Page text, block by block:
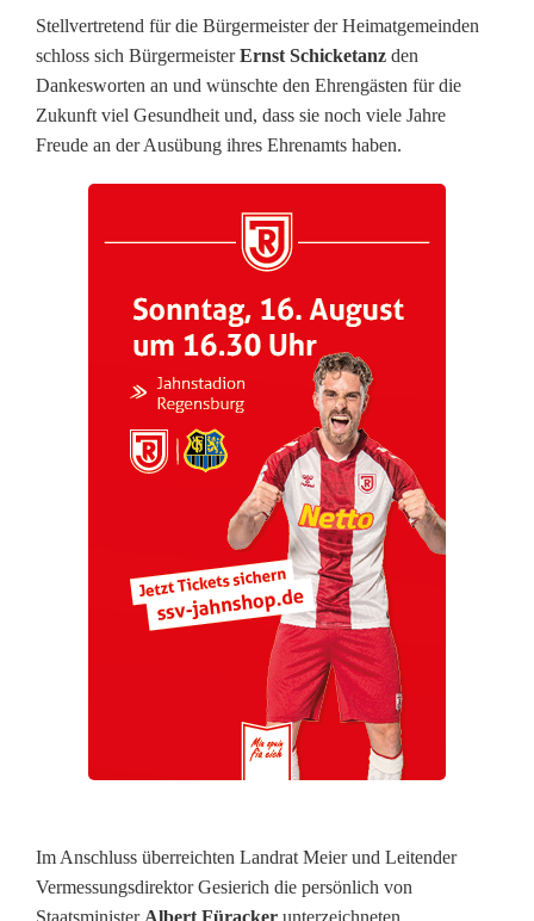
o
r
e
n
Stellvertretend für die Bürgermeister der Heimatgemeinden
schloss sich BürgermeisterErnst Schicketanz den
Dankesworten an und wünschte den Ehrengästen für die
Zukunft viel Gesundheit und, dass sie noch viele Jahre
Freude an der Ausübung ihres Ehrenamts haben.
Im Anschluss überreichten Landrat Meier und Leitender
Vermessungsdirektor Gesierich die persönlich von